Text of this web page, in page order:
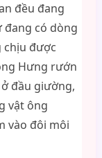
đều đang
đang có dòng
chịu được
Hưng rướn
đầu giường,
vật ông
vào đôi môi